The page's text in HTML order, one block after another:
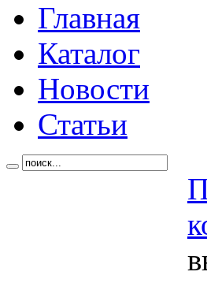
Главная
Каталог
Новости
Статьи